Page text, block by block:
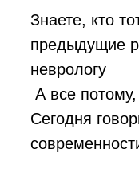
Знаете, кто
предыдущие
неврологу
А все
Сегодня